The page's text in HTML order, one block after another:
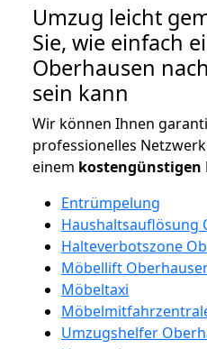
Umzug leicht
Sie, wie einfach
Oberhausen
sein kann
Wir können Ihnen
professionelles
einem kostengünstigen
Entrümpelung
Haushaltsauflösung
Halteverbotszone
Möbellift
Möbeltaxi
Umzugshelfer